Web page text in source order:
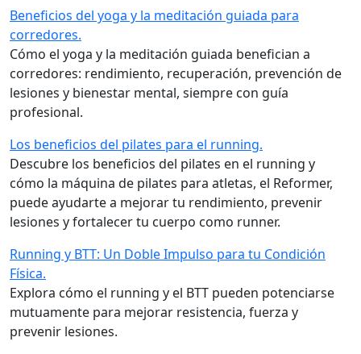
Beneficios del yoga y la meditación guiada para
corredores.
Cómo el yoga y la meditación guiada benefician a
corredores: rendimiento, recuperación, prevención de
lesiones y bienestar mental, siempre con guía
profesional.
Los beneficios del pilates para el running.
Descubre los beneficios del pilates en el running y
cómo la máquina de pilates para atletas, el Reformer,
puede ayudarte a mejorar tu rendimiento, prevenir
lesiones y fortalecer tu cuerpo como runner.
Running y BTT: Un Doble Impulso para tu Condición
Física.
Explora cómo el running y el BTT pueden potenciarse
mutuamente para mejorar resistencia, fuerza y
prevenir lesiones.